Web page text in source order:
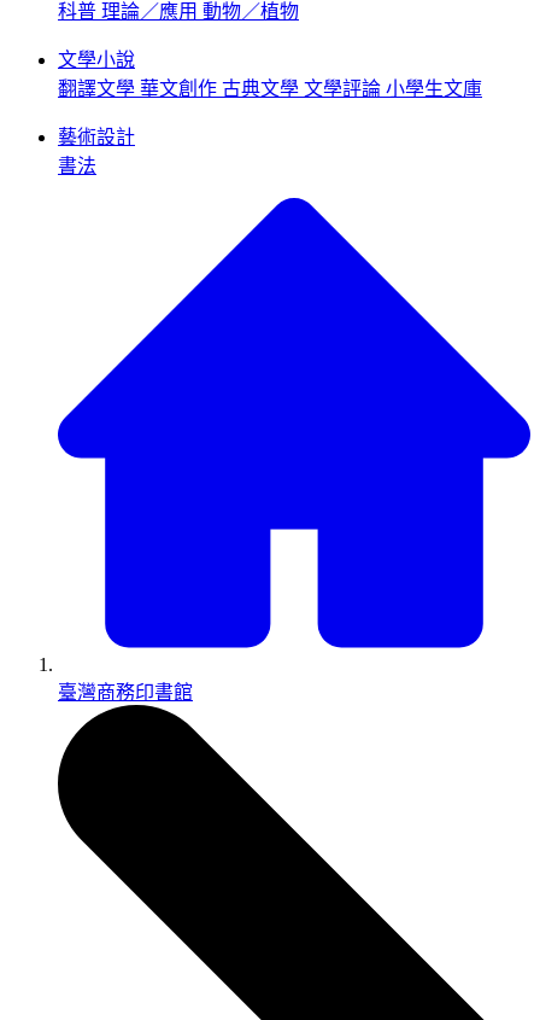
科普 理論／應用 動物／植物
文學小說
翻譯文學 華文創作 古典文學 文學評論 小學生文庫
藝術設計
書法
臺灣商務印書館